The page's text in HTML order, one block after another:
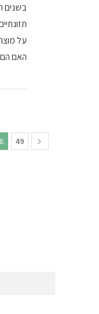
בשנים
על
האם
49